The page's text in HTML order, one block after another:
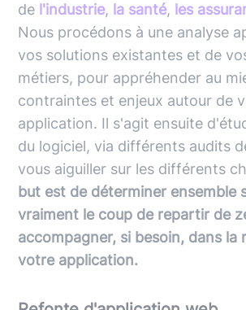
de l'industrie, la santé, les
Nous procédons à une analyse
vos solutions existantes et de
métiers, pour appréhender au
contraintes et enjeux autour de
application. Il s'agit ensuite
du logiciel, via différents audits
vous aiguiller sur les différents
but est de déterminer ensemble
vraiment le coup de repartir de
accompagner, si besoin, dans la
votre application.